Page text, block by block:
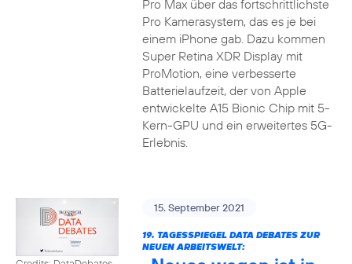
Pro Max über das fortschrittlichste
Pro Kamerasystem, das es je bei
einem iPhone gab. Dazu kommen
Super Retina XDR Display mit
ProMotion, eine verbesserte
Batterielaufzeit, der von Apple
entwickelte A15 Bionic Chip mit 5-
Kern-GPU und ein erweitertes 5G-
Erlebnis.
15. September 2021
19. TAGESSPIEGEL DATA DEBATES ZUR
NEUEN ARBEITSWELT: